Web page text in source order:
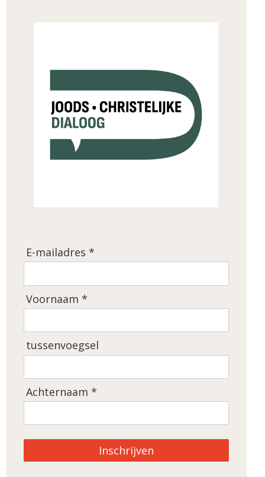
E-mailadres *
Voornaam *
tussenvoegsel
Achternaam *
Inschrijven